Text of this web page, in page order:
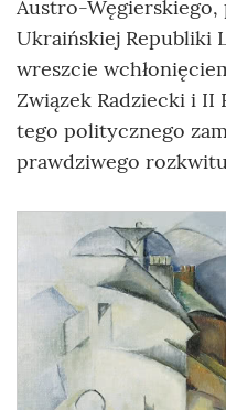
Austro-Węgierskiego,
Ukraińskiej Republiki
wreszcie
Związek Radziecki i II
tego politycznego
prawdziwego